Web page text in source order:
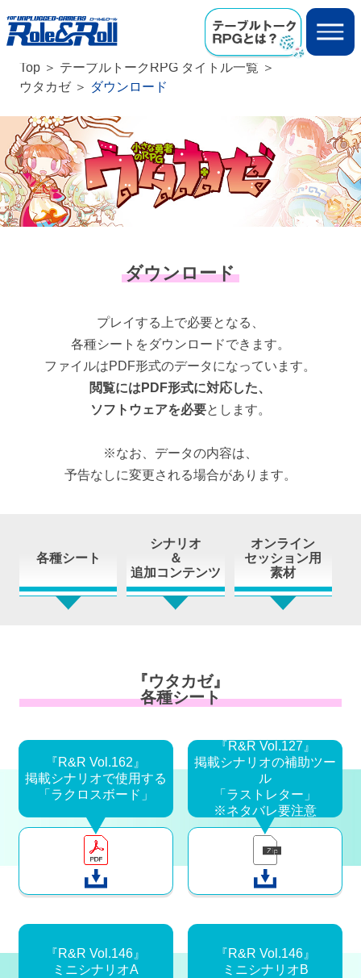
Top
テーブルトークRPG タイトル一覧
ウタカゼ
ダウンロード
ダウンロード
プレイする上で必要となる、
各種シートをダウンロードできます。
ファイルはPDF形式のデータになっています。
閲覧にはPDF形式に対応した、
ソフトウェアを必要とします。
※なお、データの内容は、
予告なしに変更される場合があります。
各種シート
シナリオ
＆
追加コンテンツ
オンライン
セッション用
素材
『ウタカゼ』
各種シート
『R&R Vol.162』
掲載シナリオで使用する
「ラクロスボード」
『R&R Vol.127』
掲載シナリオの補助ツー
ル
「ラストレター」
※ネタバレ要注意
『R&R Vol.146』
ミニシナリオA
『R&R Vol.146』
ミニシナリオB